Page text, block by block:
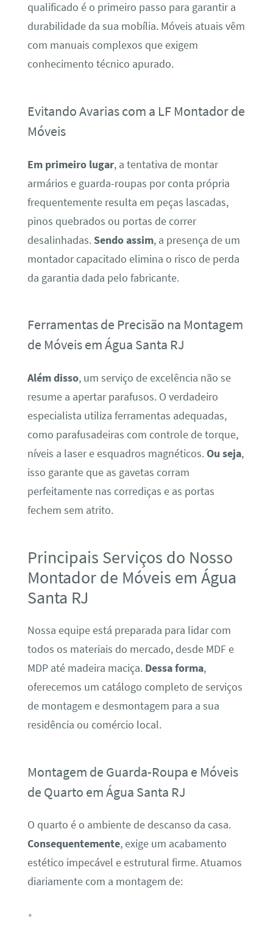
qualificado é o primeiro passo para garantir a
durabilidade da sua mobília. Móveis atuais vêm
com manuais complexos que exigem
conhecimento técnico apurado.
Evitando Avarias com a LF Montador de
Móveis
Em primeiro lugar, a tentativa de montar
armários e guarda-roupas por conta própria
frequentemente resulta em peças lascadas,
pinos quebrados ou portas de correr
desalinhadas. Sendo assim, a presença de um
montador capacitado elimina o risco de perda
da garantia dada pelo fabricante.
Ferramentas de Precisão na Montagem
de Móveis em Água Santa RJ
Além disso, um serviço de excelência não se
resume a apertar parafusos. O verdadeiro
especialista utiliza ferramentas adequadas,
como parafusadeiras com controle de torque,
níveis a laser e esquadros magnéticos.Ou seja,
isso garante que as gavetas corram
perfeitamente nas corrediças e as portas
fechem sem atrito.
Principais Serviços do Nosso
Montador de Móveis em Água
Santa RJ
Nossa equipe está preparada para lidar com
todos os materiais do mercado, desde MDF e
MDP até madeira maciça. Dessa forma,
oferecemos um catálogo completo de serviços
de montagem e desmontagem para a sua
residência ou comércio local.
Montagem de Guarda-Roupa e Móveis
de Quarto em Água Santa RJ
O quarto é o ambiente de descanso da casa.
Consequentemente, exige um acabamento
estético impecável e estrutural firme. Atuamos
diariamente com a montagem de: